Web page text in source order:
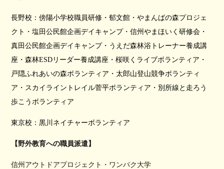
長野校：傍陽小学校職員研修・郁文館・やまんばの森プロジェ
クト・塩田公民館企画デイキャンプ・ 信州やまほいく 研修会・
真田公民館企画デイキャンプ・うえだ森林浴トレーナー養成講
座・ 森林ESDリーダー養成講座・桜咲くライブボランティア・
戸隠ふれあいの森ボランティア・ 太郎山登山競争ボランティ
ア・スカイライントレイル菅平ボランティア・別所線と走ろう
歩こうボランティア
東京校：黒川ネイチャーボランティア
【野外教育への職員派遣】
信州アウトドアプロジェクト・ワンパク大学